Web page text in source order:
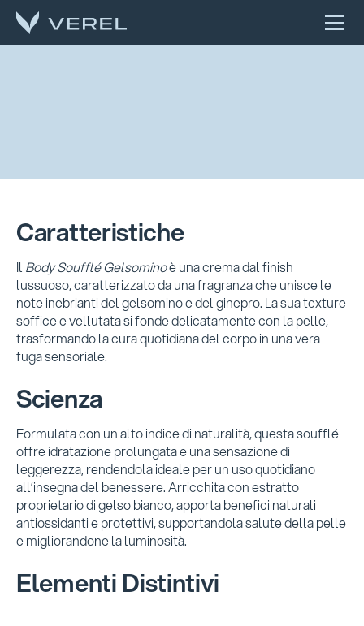
Caratteristiche
Il Body Soufflé Gelsominoè una crema dal finish
lussuoso, caratterizzato da una fragranza che unisce le
note inebrianti del gelsomino e del ginepro. La sua texture
soffice e vellutata si fonde delicatamente con la pelle,
trasformando la cura quotidiana del corpo in una vera
fuga sensoriale.
Scienza
Formulata con un alto indice di naturalità, questa soufflé
offre idratazione prolungata e una sensazione di
leggerezza, rendendola ideale per un uso quotidiano
all’insegna del benessere. Arricchita con estratto
proprietario di gelso bianco, apporta benefici naturali
antiossidanti e protettivi, supportandola salute della pelle
e migliorandone la luminosità.
Elementi Distintivi